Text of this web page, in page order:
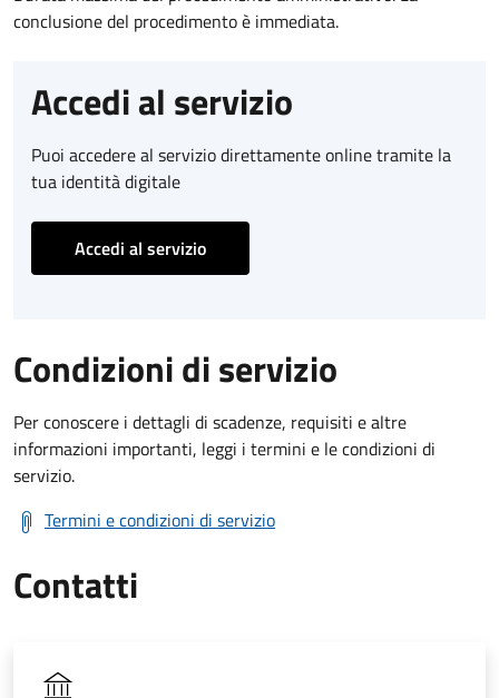
conclusione del procedimento è immediata.
Accedi al servizio
Puoi accedere al servizio direttamente online tramite la
tua identità digitale
Accedi al servizio
Condizioni di servizio
Per conoscere i dettagli di scadenze, requisiti e altre
informazioni importanti, leggi i termini e le condizioni di
servizio.
Termini e condizioni di servizio
Contatti